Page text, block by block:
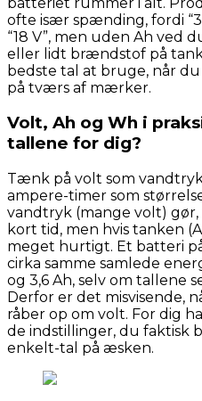
ofte især spænding, fordi
“18 V”, men uden Ah ved
eller lidt brændstof på
bedste tal at bruge, når
på tværs af mærker.
Volt, Ah og Wh i
tallene for dig?
Tænk på volt som
ampere-timer som
vandtryk (mange volt)
kort tid, men hvis tanken
meget hurtigt. Et batteri
cirka samme samlede
og 3,6 Ah, selv om tallene
Derfor er det misvisende,
råber op om volt. For dig
de indstillinger, du faktisk
enkelt-tal på æsken.